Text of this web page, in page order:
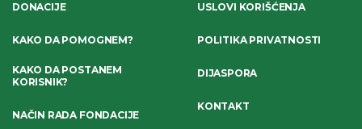
DONACIJE
KAKO DA POMOGNEM?
KAKO DA POSTANEM
KORISNIK?
NAČIN RADA FONDACIJE
USLOVI KORIŠĆENJA
POLITIKA PRIVATNOSTI
DIJASPORA
KONTAKT